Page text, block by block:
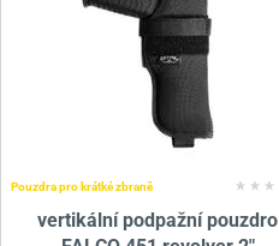
Pouzdra pro krátké zbraně
vertikální podpažní pouzdro